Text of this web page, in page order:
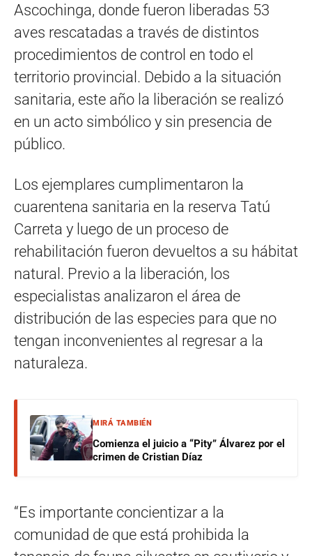
Ascochinga, donde fueron liberadas 53
aves rescatadas a través de distintos
procedimientos de control en todo el
territorio provincial. Debido a la situación
sanitaria, este año la liberación se realizó
en un acto simbólico y sin presencia de
público.
Los ejemplares cumplimentaron la
cuarentena sanitaria en la reserva Tatú
Carreta y luego de un proceso de
rehabilitación fueron devueltos a su hábitat
natural. Previo a la liberación, los
especialistas analizaron el área de
distribución de las especies para que no
tengan inconvenientes al regresar a la
naturaleza.
MIRÁ TAMBIÉN
Comienza el juicio a “Pity” Álvarez por el
crimen de Cristian Díaz
“Es importante concientizar a la
comunidad de que está prohibida la